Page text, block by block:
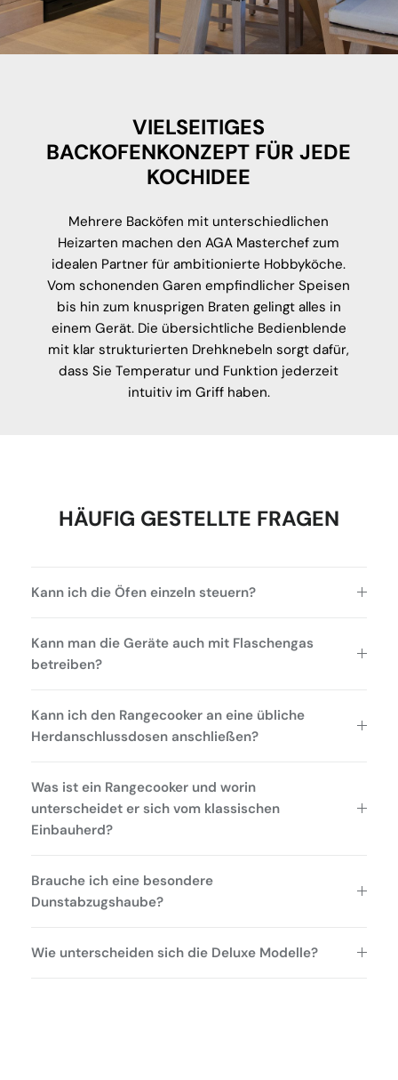
VIELSEITIGES
BACKOFENKONZEPT FÜR JEDE
KOCHIDEE
Mehrere Backöfen mit unterschiedlichen
Heizarten machen den AGA Masterchef zum
idealen Partner für ambitionierte Hobbyköche.
Vom schonenden Garen empfindlicher Speisen
bis hin zum knusprigen Braten gelingt alles in
einem Gerät. Die übersichtliche Bedienblende
mit klar strukturierten Drehknebeln sorgt dafür,
dass Sie Temperatur und Funktion jederzeit
intuitiv im Griff haben.
HÄUFIG GESTELLTE FRAGEN
Kann ich die Öfen einzeln steuern?
Kann man die Geräte auch mit Flaschengas
betreiben?
Kann ich den Rangecooker an eine übliche
Herdanschlussdosen anschließen?
Was ist ein Rangecooker und worin
unterscheidet er sich vom klassischen
Einbauherd?
Brauche ich eine besondere
Dunstabzugshaube?
Wie unterscheiden sich die Deluxe Modelle?